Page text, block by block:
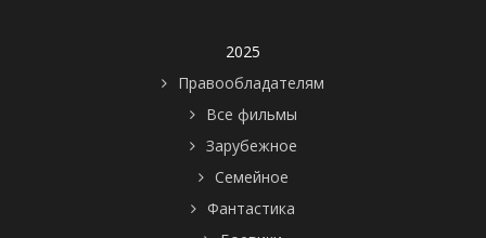
2025
Правообладателям
Все фильмы
Зарубежное
Семейное
Фантастика